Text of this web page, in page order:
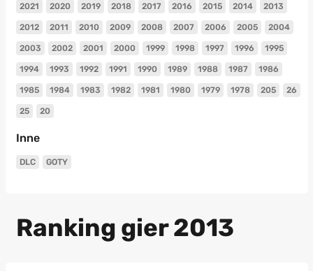
2021 2020 2019 2018 2017 2016 2015 2014 2013
2012 2011 2010 2009 2008 2007 2006 2005 2004
2003 2002 2001 2000 1999 1998 1997 1996 1995
1994 1993 1992 1991 1990 1989 1988 1987 1986
1985 1984 1983 1982 1981 1980 1979 1978 205 26
25 20
Inne
DLC GOTY
Ranking gier 2013